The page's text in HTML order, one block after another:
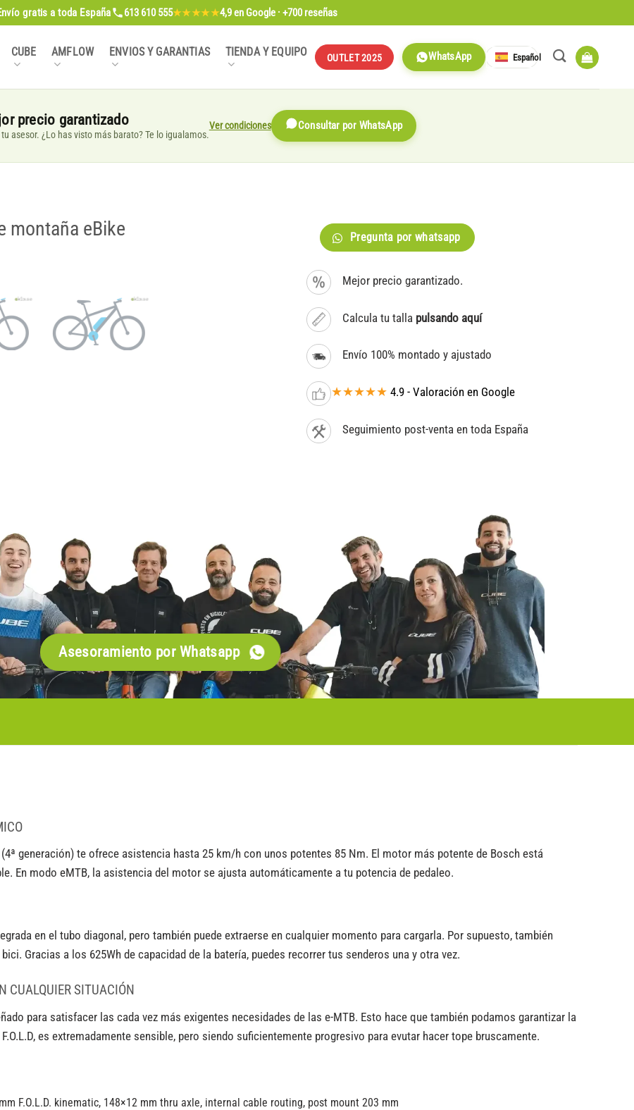
gratis a toda España 613 610 555★★★★★4,9en Google · +700 reseñas
CUBE AMFLOW ENVIOS Y GARANTIAS TIENDA Y EQUIPO OUTLET 2025 WhatsApp Español
precio garantizado
tu asesor. ¿Lo has visto más barato? Te lo igualamos.
Ver condiciones Consultar por WhatsApp
montaña eBike Pregunta por whatsapp
Mejor precio garantizado.
Calcula tu talla pulsando aquí
Envío 100% montado y ajustado
★★★★★ 4.9 - Valoración en Google
Seguimiento post-venta en toda España
Asesoramiento por Whatsapp
generación) te ofrece asistencia hasta 25 km/h con unos potentes 85 Nm. El motor más potente de Bosch está
En modo eMTB, la asistencia del motor se ajusta automáticamente a tu potencia de pedaleo.
en el tubo diagonal, pero también puede extraerse en cualquier momento para cargarla. Por supuesto, también
Gracias a los 625Wh de capacidad de la batería, puedes recorrer tus senderos una y otra vez.
CUALQUIER SITUACIÓN
para satisfacer las cada vez más exigentes necesidades de las e-MTB. Esto hace que también podamos garantizar la
es extremadamente sensible, pero siendo suficientemente progresivo para evutar hacer tope bruscamente.
F.O.L.D. kinematic, 148×12 mm thru axle, internal cable routing, post mount 203 mm